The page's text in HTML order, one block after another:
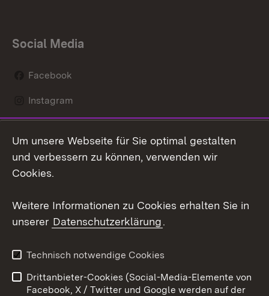
Social Media
Facebook
Instagram
Mastodon
Youtube
Kontakt
Datenschutz
Barrierefreiheit
Impressum Cookies
Um unsere Webseite für Sie optimal gestalten
und verbessern zu können, verwenden wir
Cookies.
Weitere Informationen zu Cookies erhalten Sie in
unserer Datenschutzerklärung.
Technisch notwendige Cookies
Drittanbieter-Cookies (Social-Media-Elemente von
Facebook, X / Twitter und Google werden auf der